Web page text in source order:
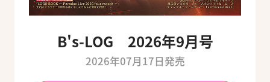
B's-LOG 2026年9月号
2026年07月17日発売